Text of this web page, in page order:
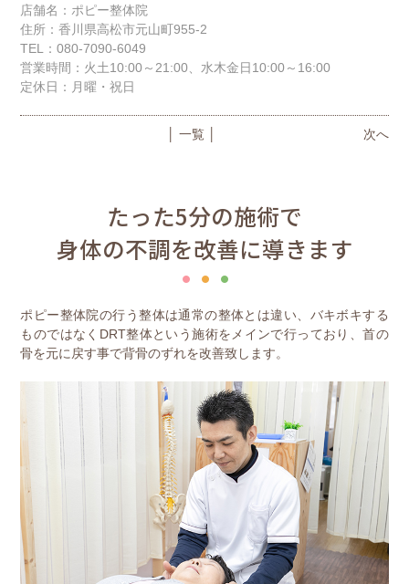
店舗名：ポピー整体院
住所：香川県高松市元山町955-2
TEL：080-7090-6049
営業時間：火土10:00～21:00、水木金日10:00～16:00
定休日：月曜・祝日
次へ
│ 一覧 │
たった5分の施術で
身体の不調を改善に導きます
ポピー整体院の行う整体は通常の整体とは違い、バキボキする
ものではなくDRT整体という施術をメインで行っており、首の
骨を元に戻す事で背骨のずれを改善致します。